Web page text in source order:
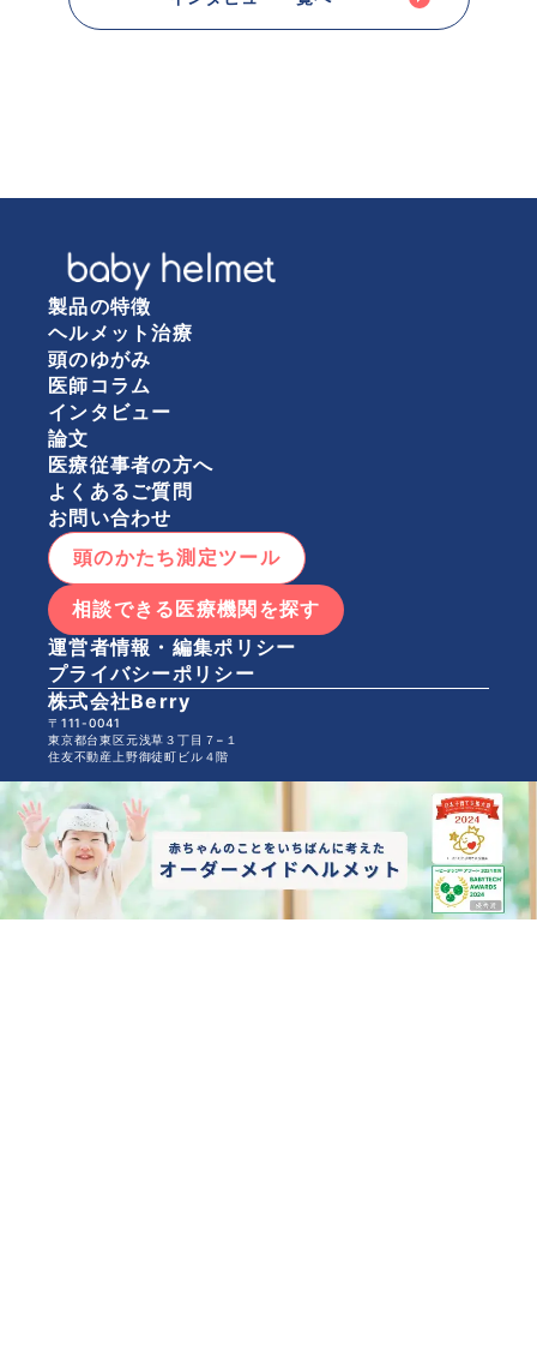
製品の特徴
ヘルメット治療
頭のゆがみ
医師コラム
インタビュー
論文
医療従事者の方へ
よくあるご質問
お問い合わせ
頭のかたち測定ツール
相談できる医療機関を探す
運営者情報・編集ポリシー
プライバシーポリシー
株式会社Berry
〒111-0041
東京都台東区元浅草３丁目７−１
住友不動産上野御徒町ビル４階